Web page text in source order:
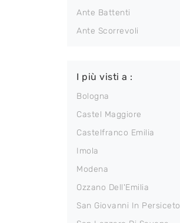
Ante Battenti
Ante Scorrevoli
I più visti a :
Bologna
Castel Maggiore
Castelfranco Emilia
Imola
Modena
Ozzano Dell'Emilia
San Giovanni In Persiceto